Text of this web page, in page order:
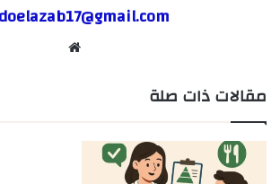
مقالات ذات صلة